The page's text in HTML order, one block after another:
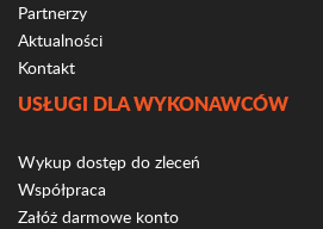
Partnerzy
Aktualności
Kontakt
USŁUGI DLA WYKONAWCÓW
Wykup dostęp do zleceń
Współpraca
Załóż darmowe konto